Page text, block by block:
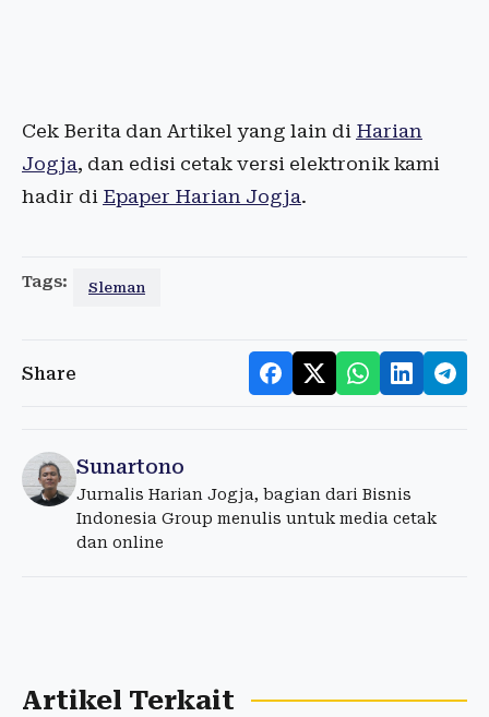
Cek Berita dan Artikel yang lain di Harian
Jogja, dan edisi cetak versi elektronik kami
hadir di Epaper Harian Jogja.
Tags: Sleman
Share
Sunartono
Jurnalis Harian Jogja, bagian dari Bisnis
Indonesia Group menulis untuk media cetak
dan online
Artikel Terkait